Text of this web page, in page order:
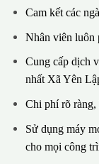
Cam kết các
Nhân viên luôn
Cung cấp dịch
nhất Xã Yên
Chi phí rõ ràng,
Sử dụng máy
cho mọi công